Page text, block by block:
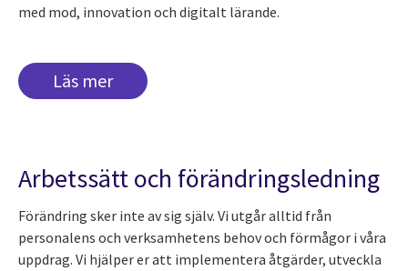
med mod, innovation och digitalt lärande.
Läs mer
Arbetssätt och förändringsledning
Förändring sker inte av sig själv. Vi utgår alltid från
personalens och verksamhetens behov och förmågor i våra
uppdrag. Vi hjälper er att implementera åtgärder, utveckla